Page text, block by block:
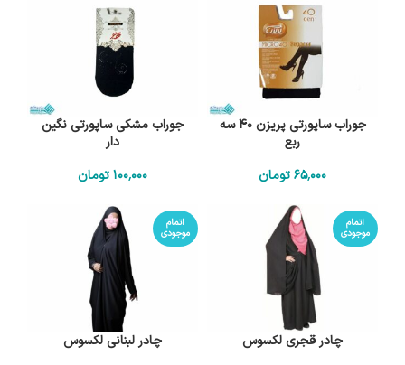
جوراب ساپورتی پریزن 40 سه
ربع
65٬000تومان
جوراب مشکی ساپورتی نگین
دار
100٬000تومان
اتمام
موجودی
چادر قجری لکسوس
اتمام
موجودی
چادر لبنانی لکسوس